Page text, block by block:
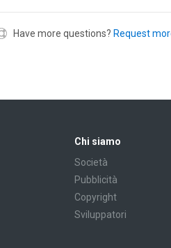
Have more questions? Request
Chi siamo
Società
Pubblicità
Copyright
Sviluppatori